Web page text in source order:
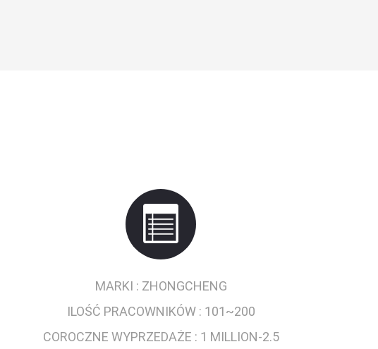
MARKI : ZHONGCHENG
ILOŚĆ PRACOWNIKÓW : 101~200
COROCZNE WYPRZEDAŻE : 1 MILLION-2.5